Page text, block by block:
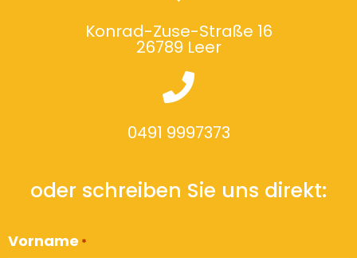
Konrad-Zuse-Straße 16
26789 Leer
0491 9997373
oder schreiben Sie uns direkt:
Vorname *